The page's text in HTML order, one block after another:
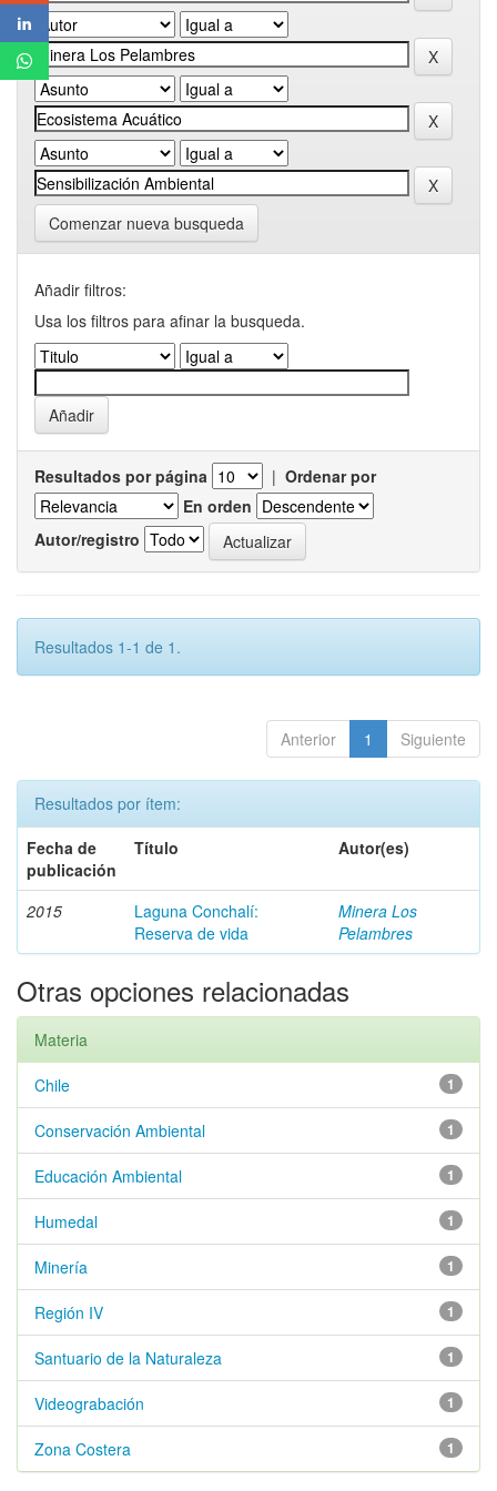
Comenzar nueva busqueda
Añadir filtros:
Usa los filtros para afinar la busqueda.
Resultados por página | Ordenar por
En orden
Autor/registro
Resultados 1-1 de 1.
Anterior 1 Siguiente
Resultados por ítem:
Fecha de
publicación
Título Autor(es)
2015
Laguna Conchalí:
Reserva de vida
Minera Los
Pelambres
Otras opciones relacionadas
Materia
1
Chile
1
Conservación Ambiental
1
Educación Ambiental
1
Humedal
1
Minería
1
Región IV
1
Santuario de la Naturaleza
1
Videograbación
1
Zona Costera